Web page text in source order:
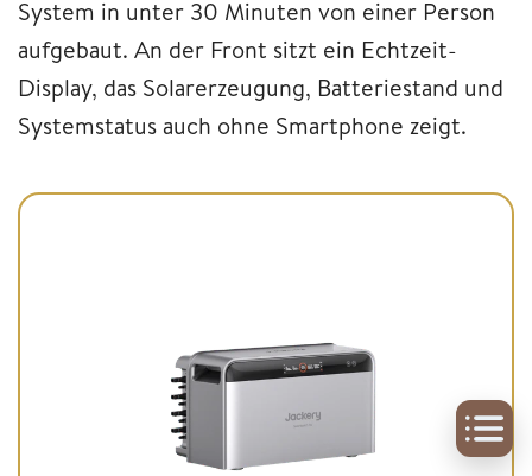
System in unter 30 Minuten von einer Person
aufgebaut. An der Front sitzt ein Echtzeit-
Display, das Solarerzeugung, Batteriestand und
Systemstatus auch ohne Smartphone zeigt.